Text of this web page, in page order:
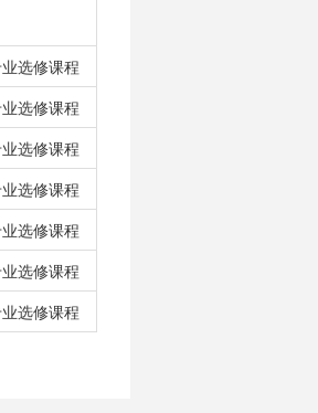
选修课程
选修课程
选修课程
选修课程
选修课程
选修课程
选修课程